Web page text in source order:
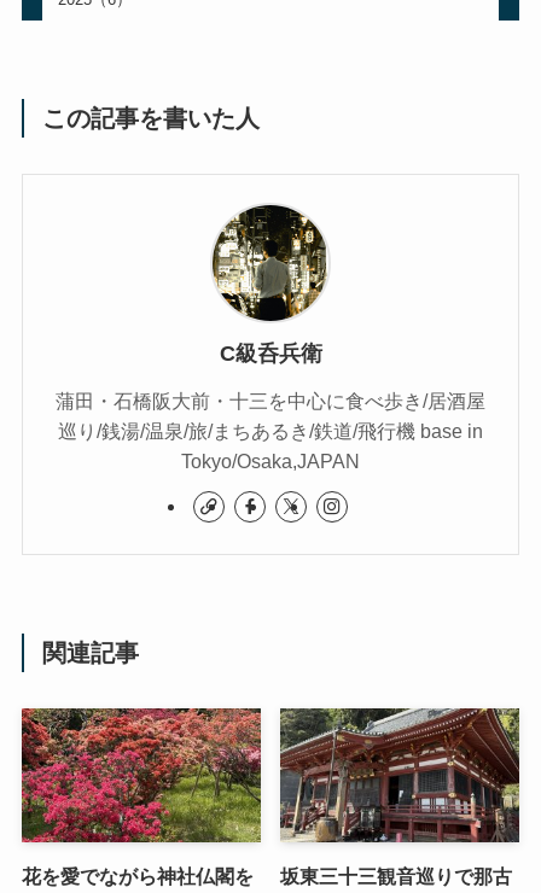
この記事を書いた人
C級呑兵衛
蒲田・石橋阪大前・十三を中心に食べ歩き/居酒屋
巡り/銭湯/温泉/旅/まちあるき/鉄道/飛行機 base in
Tokyo/Osaka,JAPAN
関連記事
花を愛でながら神社仏閣を
坂東三十三観音巡りで那古